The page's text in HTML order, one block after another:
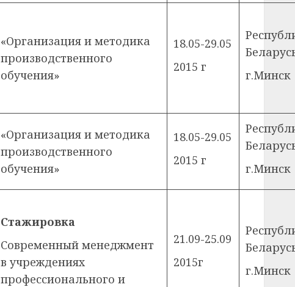
«Организация и методика
производственного
обучения»
18.05-29.05
2015 г
г.Минск
«Организация и методика
производственного
обучения»
18.05-29.05
2015 г
г.Минск
Стажировка
Современный менеджмент
в учреждениях
профессионального и
21.09-25.09
2015г
г.Минск